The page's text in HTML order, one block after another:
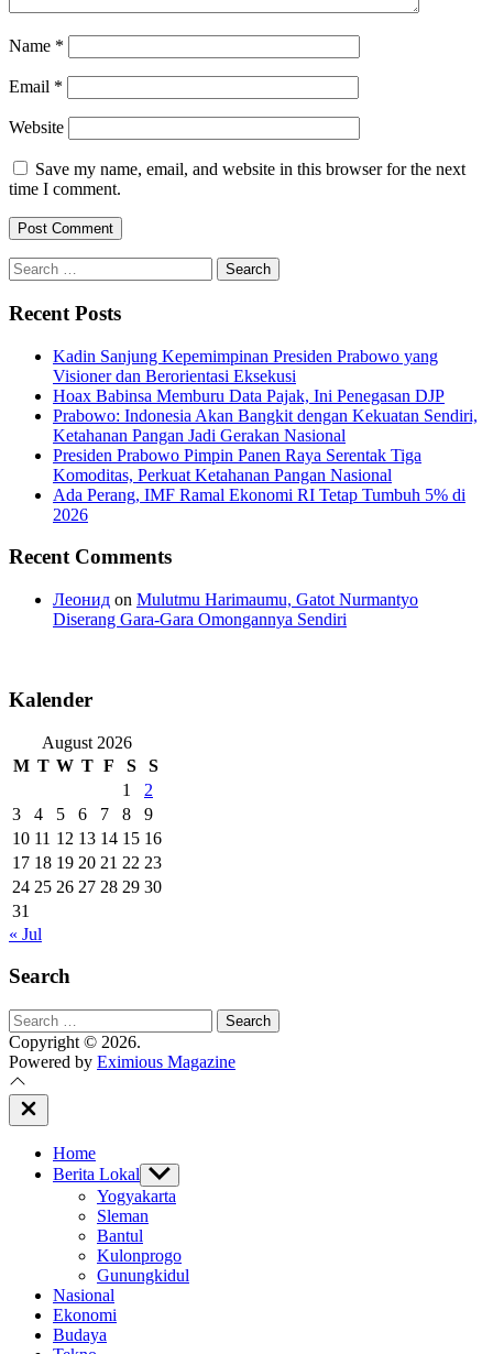
Name *
Email *
Website
Save my name, email, and website in this browser for the next
time I comment.
Search
for:
Recent Posts
Kadin Sanjung Kepemimpinan Presiden Prabowo yang
Visioner dan Berorientasi Eksekusi
Hoax Babinsa Memburu Data Pajak, Ini Penegasan DJP
Prabowo: Indonesia Akan Bangkit dengan Kekuatan Sendiri,
Ketahanan Pangan Jadi Gerakan Nasional
Presiden Prabowo Pimpin Panen Raya Serentak Tiga
Komoditas, Perkuat Ketahanan Pangan Nasional
Ada Perang, IMF Ramal Ekonomi RI Tetap Tumbuh 5% di
2026
Recent Comments
Леонид on Mulutmu Harimaumu, Gatot Nurmantyo
Diserang Gara-Gara Omongannya Sendiri
Kalender
August 2026
M T W T F S
S
1
2
3
4 5 6 7 8
9
10 11 12 13 14 15 16
17 18 19 20 21 22 23
24 25 26 27 28 29 30
31
« Jul
Search
Search
for:
Copyright © 2026.
Powered by Eximious Magazine
Close
Off
Home
Berita Lokal Show
sub
menu
Yogyakarta
Sleman
Bantul
Kulonprogo
Gunungkidul
Nasional
Ekonomi
Budaya